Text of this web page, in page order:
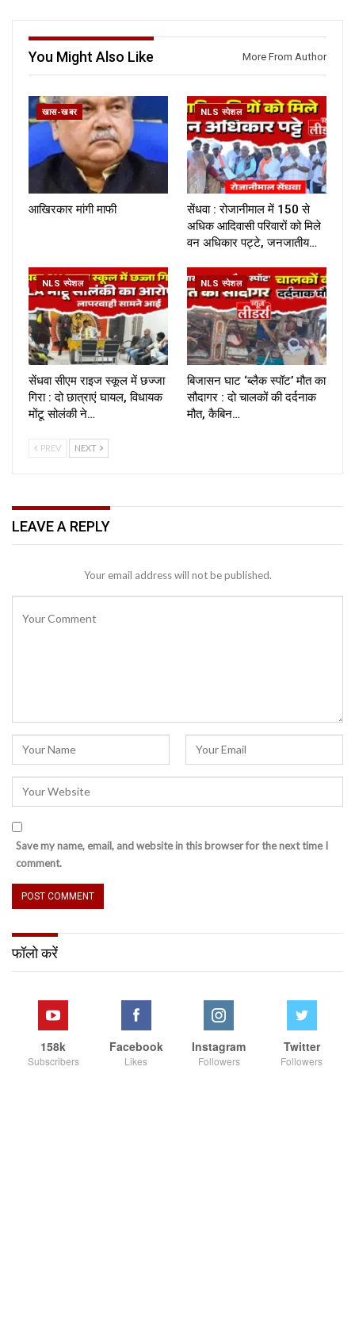
You Might Also Like More From Author
खास-खबर
आखिरकार मांगी माफी
NLS स्पेशल
सेंधवा : रोजानीमाल में 150 से
अधिक आदिवासी परिवारों को मिले
वन अधिकार पट्टे, जनजातीय…
NLS स्पेशल
सेंधवा सीएम राइज स्कूल में छज्जा
गिरा : दो छात्राएं घायल, विधायक
मोंटू सोलंकी ने…
NLS स्पेशल
बिजासन घाट ‘ब्लैक स्पॉट’ मौत का
सौदागर : दो चालकों की दर्दनाक
मौत, कैबिन…
PREV NEXT
LEAVE A REPLY
Your email address will not be published.
Save my name, email, and website in this browser for the next time I
comment.
फॉलो करें
158k
Subscribers
Facebook
Likes
Instagram
Followers
Twitter
Followers